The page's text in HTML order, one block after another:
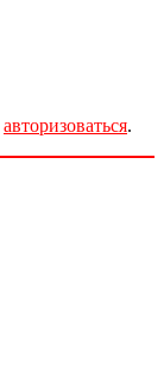
авторизоваться.